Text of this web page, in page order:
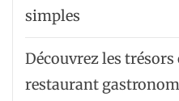
simples
Découvrez les
restaurant